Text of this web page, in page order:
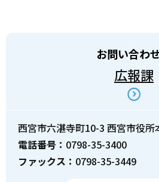
お問い合わ
広報課
西宮市六湛寺町10-3 西宮市役所
電話番号： 0798-35-3400
ファックス： 0798-35-3449